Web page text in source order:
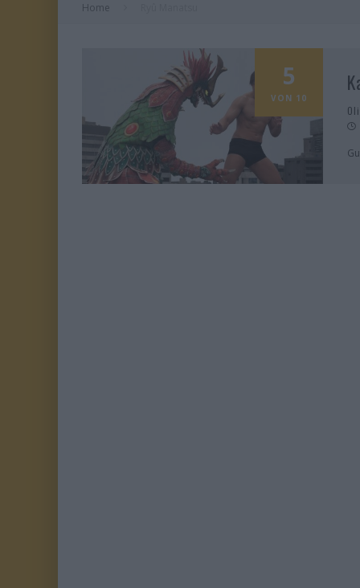
Home
5
VON 10